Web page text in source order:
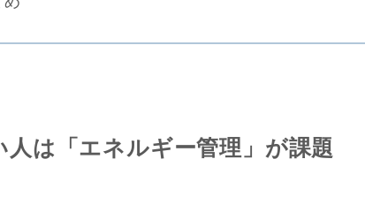
人は「エネルギー管理」が課題